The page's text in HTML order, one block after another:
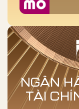
NGÂN
TÀI